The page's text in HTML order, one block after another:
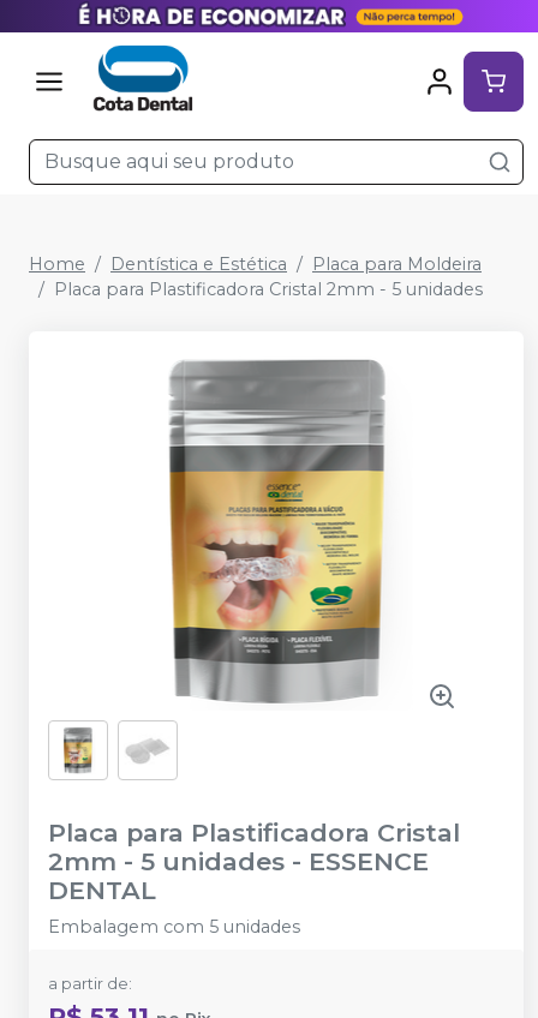
Home Dentística e Estética
Placa para Moldeira
Placa para Plastificadora Cristal 2mm - 5 unidades
Placa para Plastificadora Cristal
2mm - 5 unidades - ESSENCE
DENTAL
Embalagem com 5 unidades
a partir de: